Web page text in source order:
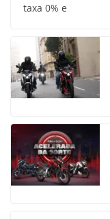
taxa 0% e